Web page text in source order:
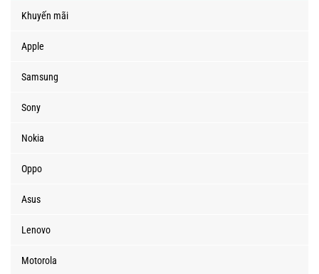
Khuyến mãi
Apple
Samsung
Sony
Nokia
Oppo
Asus
Lenovo
Motorola